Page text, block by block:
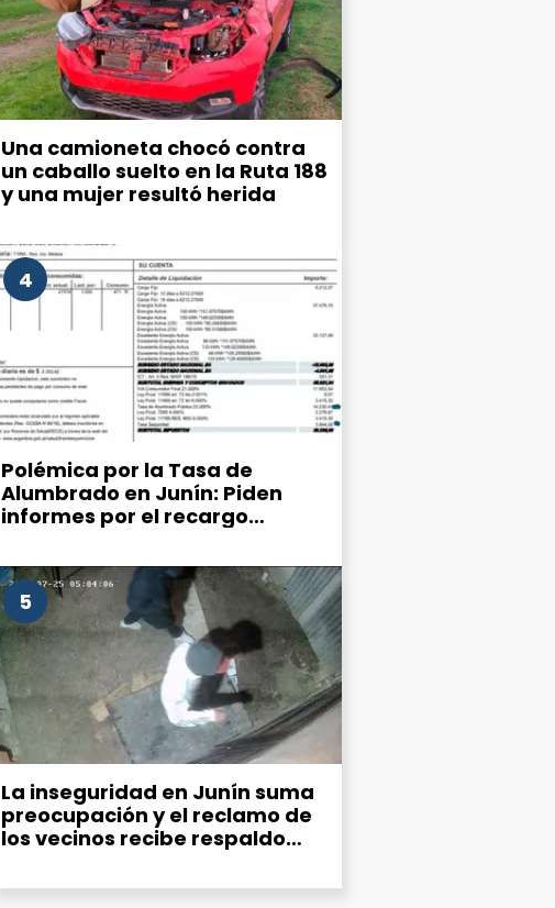
Una camioneta chocó contra
un caballo suelto en la Ruta 188
y una mujer resultó herida
4
Polémica por la Tasa de
Alumbrado en Junín: Piden
informes por el recargo
de luz
5
La inseguridad en Junín suma
preocupación y el reclamo de
los vecinos recibe respaldo